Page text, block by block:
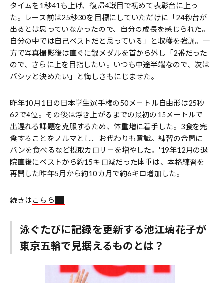
タイムを1秒41も上げ、復帰4戦目で初めて表彰台に上っ
た。レース前は25秒30を目標にしていただけに「24秒台が
出るとは思っていなかったので、自分の成長を感じられた。
自分の中では自己ベストだと思っている」と収穫を強調。一
方で写真撮影後は直ぐに銀メダルを首から外し「2番だった
ので、さらに上を目指したい。いつも中途半端なので、次は
バシッと決めたい」と悔しさもにじませた。
昨年10月1日の日本学生選手権の50メートル自由形は25秒
62で4位。その後は浮き上がるまでの最初の15メートルで
出遅れる課題を克服するため、体重増に着手した。3食を完
食することをノルマとし、お代わりも意識。練習の合間に
パンを食べるなど摂取カロリーを増やした。'19年12月の退
院直後にベストから約15キロ減だった体重は、本格練習を
再開した昨年5月から約10カ月で約6キロ増加した。
続きはこちら
泳ぐたびに記録を更新する池江璃花子が
東京五輪で見据えるものとは？